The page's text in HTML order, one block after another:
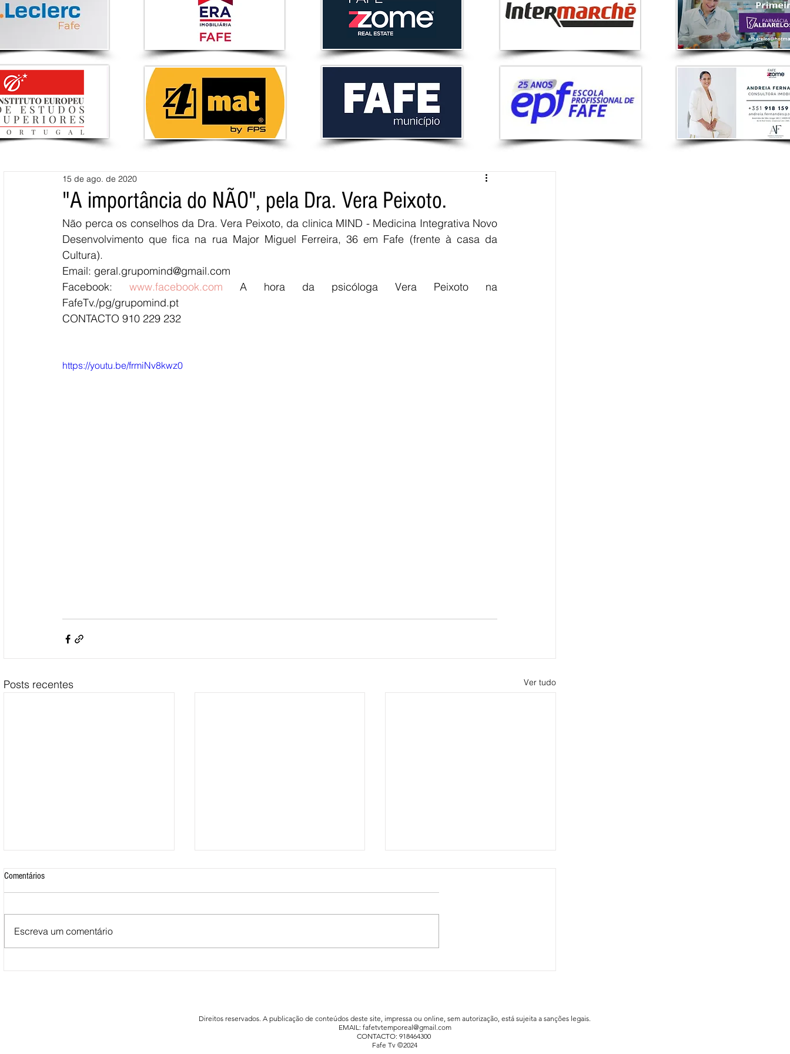
"A importância do NÃO", pela Dra. Vera Peixoto.
15 de ago. de 2020
Não perca os conselhos da Dra. Vera Peixoto, da clinica MIND - Medicina Integrativa Novo
Desenvolvimento que fica na rua Major Miguel Ferreira, 36 em Fafe (frente à casa da
Cultura).
Email: geral.grupomind@gmail.com
Facebook: www.facebook.com A hora da psicóloga Vera Peixoto na
FafeTv./pg/grupomind.pt
CONTACTO 910 229 232
https://youtu.be/frmiNv8kwz0
Posts recentes Ver tudo
Comentários
Escreva um comentário
Direitos reservados. A publicação de conteúdos deste site, impressa ou online, sem autorização, está sujeita a sanções legais.
EMAIL: fafetvtemporeal@gmail.com
CONTACTO: 918464300
Fafe Tv ©2024